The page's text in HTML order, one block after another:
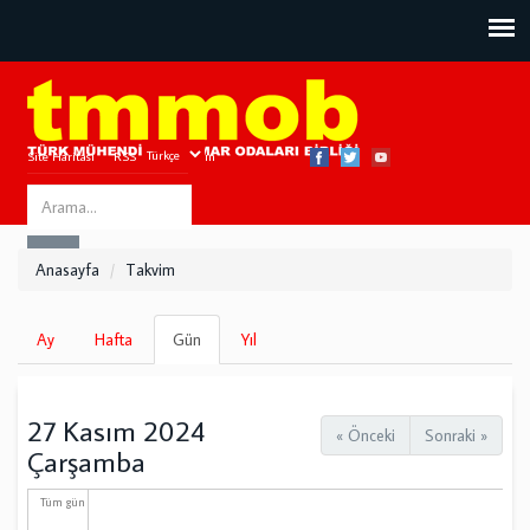
Site Haritası RSS Bize Ulaşın
Search
this
Anasayfa Takvim
Birincil
sekmeler
Ay Hafta Gün
sekme)
Yıl
« Önceki Sonraki »
27 Kasım 2024
Çarşamba
Tüm gün